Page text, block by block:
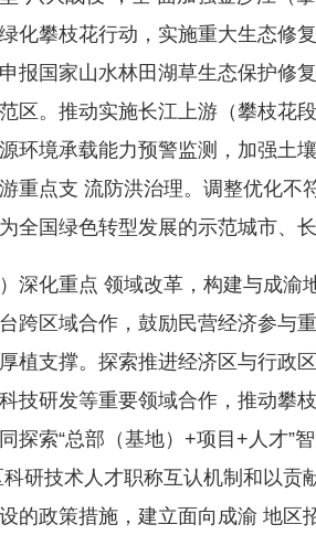
化攀枝花行动，实施重大生态修
报国家山水林田湖草生态保护修
区。推动实施长江上游（攀枝花
环境承载能力预警监测，加强土
重点支 流防洪治理。调整优化
全国绿色转型发展的示范城市、
化重点 领域改革，构建与成渝
跨区域合作，鼓励民营经济参与
植支撑。探索推进经济区与行政
技研发等重要领域合作，推动攀
探索“总部（基地）+项目+人才”
研技术人才职称互认机制和以
的政策措施，建立面向成渝 地